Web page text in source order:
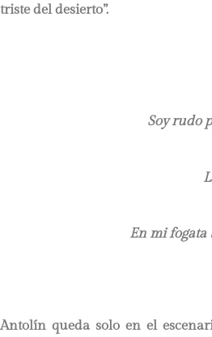
triste del desierto”.
Soy rudo
En mi fogata
Antolín queda solo en el